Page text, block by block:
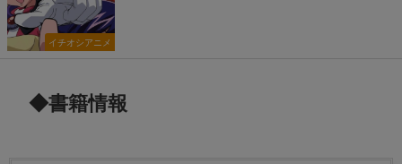
イチオシアニメ
◆書籍情報